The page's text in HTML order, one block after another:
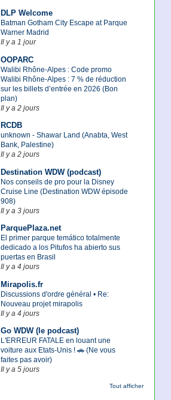
DLP Welcome
Batman Gotham City Escape at Parque
Warner Madrid
Il y a 1 jour
OOPARC
Walibi Rhône-Alpes : Code promo
Walibi Rhône-Alpes : 7 % de réduction
sur les billets d’entrée en 2026 (Bon
plan)
Il y a 2 jours
RCDB
unknown - Shawar Land (Anabta, West
Bank, Palestine)
Il y a 2 jours
Destination WDW (podcast)
Nos conseils de pro pour la Disney
Cruise Line (Destination WDW épisode
908)
Il y a 3 jours
ParquePlaza.net
El primer parque temático totalmente
dedicado a los Pitufos ha abierto sus
puertas en Brasil
Il y a 4 jours
Mirapolis.fr
Discussions d'ordre général • Re:
Nouveau projet mirapolis
Il y a 4 jours
Go WDW (le podcast)
L'ERREUR FATALE en louant une
voiture aux Etats-Unis ! 🚗 (Ne vous
faites pas avoir)
Il y a 5 jours
Tout afficher